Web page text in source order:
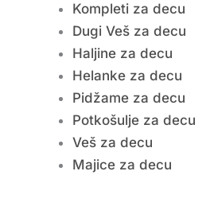
Kompleti za decu
Dugi Veš za decu
Haljine za decu
Helanke za decu
Pidžame za decu
Potkošulje za decu
Veš za decu
Majice za decu